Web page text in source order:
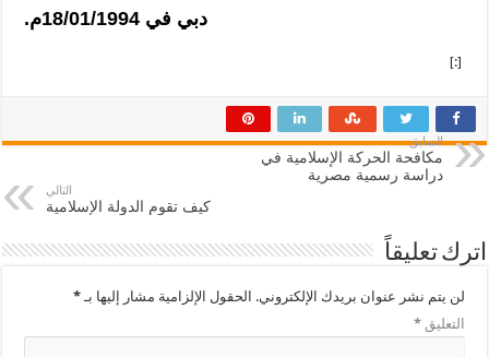
دبي في 18/01/1994م.
[:]
السابق
مكافحة الحركة الإسلامية في
دراسة رسمية مصرية
التالي
كيف تقوم الدولة الإسلامية
اترك تعليقاً
لن يتم نشر عنوان بريدك الإلكتروني. الحقول الإلزامية مشار إليها بـ*
التعليق*